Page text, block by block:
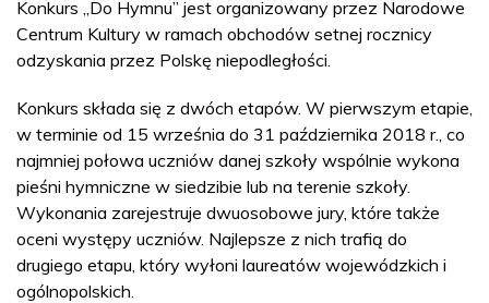
Konkurs „Do Hymnu” jest organizowany przez Narodowe
Centrum Kultury w ramach obchodów setnej rocznicy
odzyskania przez Polskę niepodległości.
Konkurs składa się z dwóch etapów. W pierwszym etapie,
w terminie od 15 września do 31 października 2018 r., co
najmniej połowa uczniów danej szkoły wspólnie wykona
pieśni hymniczne w siedzibie lub na terenie szkoły.
Wykonania zarejestruje dwuosobowe jury, które także
oceni występy uczniów. Najlepsze z nich trafią do
drugiego etapu, który wyłoni laureatów wojewódzkich i
ogólnopolskich.